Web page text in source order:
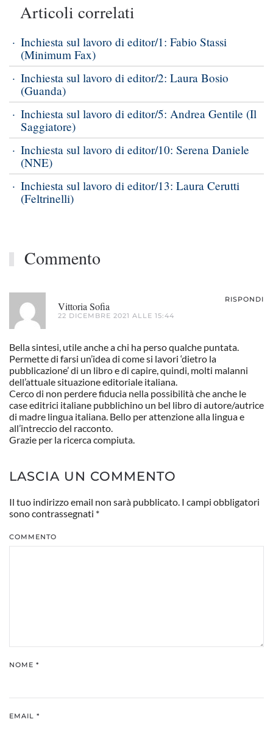
Articoli correlati
Inchiesta sul lavoro di editor/1: Fabio Stassi
(Minimum Fax)
Inchiesta sul lavoro di editor/2: Laura Bosio
(Guanda)
Inchiesta sul lavoro di editor/5: Andrea Gentile (Il
Saggiatore)
Inchiesta sul lavoro di editor/10: Serena Daniele
(NNE)
Inchiesta sul lavoro di editor/13: Laura Cerutti
(Feltrinelli)
Commento
Vittoria Sofia
22 DICEMBRE 2021 ALLE 15:44
RISPONDI
Bella sintesi, utile anche a chi ha perso qualche puntata.
Permette di farsi un’idea di come si lavori ‘dietro la
pubblicazione’ di un libro e di capire, quindi, molti malanni
dell’attuale situazione editoriale italiana.
Cerco di non perdere fiducia nella possibilità che anche le
case editrici italiane pubblichino un bel libro di autore/autrice
di madre lingua italiana. Bello per attenzione alla lingua e
all’intreccio del racconto.
Grazie per la ricerca compiuta.
LASCIA UN COMMENTO
Il tuo indirizzo email non sarà pubblicato. I campi obbligatori
sono contrassegnati *
COMMENTO
NOME *
EMAIL *